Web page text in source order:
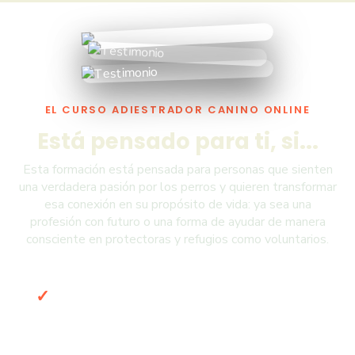
EL CURSO ADIESTRADOR CANINO ONLINE
Está pensado para ti, si...
Esta formación está pensada para personas que sienten
una verdadera pasión por los perros y quieren transformar
esa conexión en su propósito de vida: ya sea una
profesión con futuro o una forma de ayudar de manera
consciente en protectoras y refugios como voluntarios.